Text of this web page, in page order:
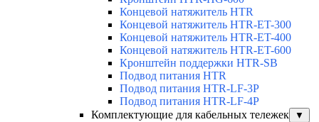
Концевой натяжитель HTR
Концевой натяжитель HTR-ET-300
Концевой натяжитель HTR-ET-400
Концевой натяжитель HTR-ET-600
Кронштейн поддержки HTR-SB
Подвод питания HTR
Подвод питания HTR-LF-3P
Подвод питания HTR-LF-4P
Комплектующие для кабельных тележек
▼